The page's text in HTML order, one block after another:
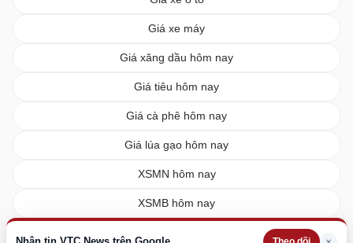
Giá xe máy
Giá xăng dầu hôm nay
Giá tiêu hôm nay
Giá cà phê hôm nay
Giá lúa gạo hôm nay
XSMN hôm nay
XSMB hôm nay